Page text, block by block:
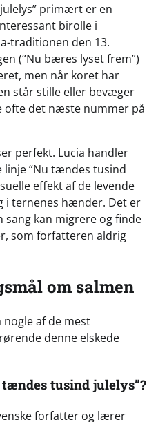
primært er en
birolle i
traditionen den 13.
(“Nu bæres lyset frem”)
men når koret har
står stille eller bevæger
ofte det næste nummer på
perfekt. Lucia handler
linje “Nu tændes tusind
effekt af de levende
i ternenes hænder. Det er
sang kan migrere og finde
som forfatteren aldrig
om salmen
af de mest
denne elskede
tusind julelys”?
forfatter og lærer